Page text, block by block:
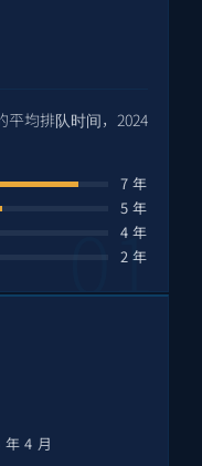
平均排队时间，2024
7 年
5 年
4 年
2 年
4 月